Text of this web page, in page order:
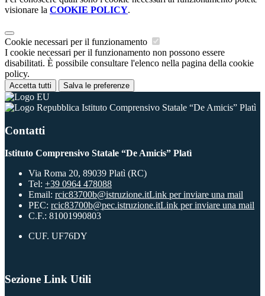
visionare la COOKIE POLICY.
Cookie necessari per il funzionamento
I cookie necessari per il funzionamento non possono essere
disabilitati. È possibile consultare l'elenco nella pagina della cookie
policy.
Accetta tutti Salva le preferenze
Istituto Comprensivo Statale “De Amicis” Platì
Contatti
Istituto Comprensivo Statale “De Amicis” Platì
Via Roma 20, 89039 Platì (RC)
Tel: +39 0964 478088
Email: rcic83700b@istruzione.itLink per inviare una mail
PEC: rcic83700b@pec.istruzione.itLink per inviare una mail
C.F.: 81001990803
CUF. UF76DY
Sezione Link Utili